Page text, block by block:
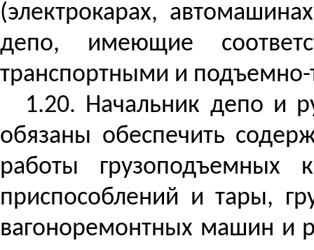
(электрокарах,
депо, имеющие
транспортными и
1.20. Начальник депо и
обязаны обеспечить
работы грузоподъемных
приспособлений и тары,
вагоноремонтных машин и